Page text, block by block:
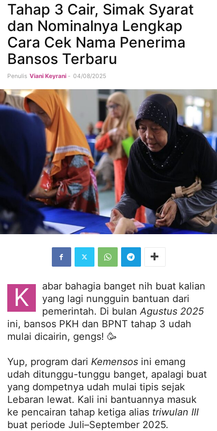
Tahap 3 Cair, Simak Syarat
dan Nominalnya Lengkap
Cara Cek Nama Penerima
Bansos Terbaru
Penulis Viani Keyrani - 04/08/2025
K
abar bahagia banget nih buat kalian
yang lagi nungguin bantuan dari
pemerintah. Di bulan Agustus 2025
ini, bansos PKH dan BPNT tahap 3 udah
mulai dicairin, gengs! 🥳
Yup, program dari Kemensos ini emang
udah ditunggu-tunggu banget, apalagi buat
yang dompetnya udah mulai tipis sejak
Lebaran lewat. Kali ini bantuannya masuk
ke pencairan tahap ketiga alias triwulan III
buat periode Juli–September 2025.